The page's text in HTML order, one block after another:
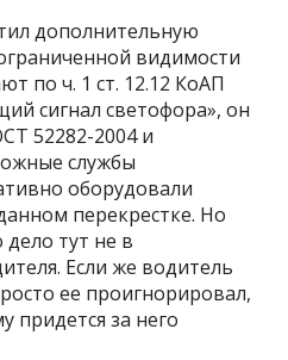
дополнительную
видимости
по ч. 1 ст. 12.12 КоАП
сигнал светофора», он
52282-2004 и
службы
оборудовали
перекрестке. Но
дело тут не в
Если же водитель
ее проигнорировал,
придется за него